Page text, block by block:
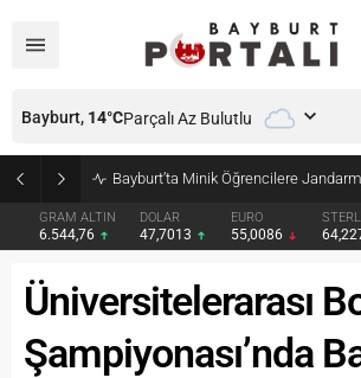
Bayburt’ta Minik Öğrencilere
GRAM ALTIN
6.544,76
DOLAR
47,7013
EURO
55,0086
Bayburt, 14°CParçalı Az Bulutlu
Üniversitelerarası
Şampiyonası’nda